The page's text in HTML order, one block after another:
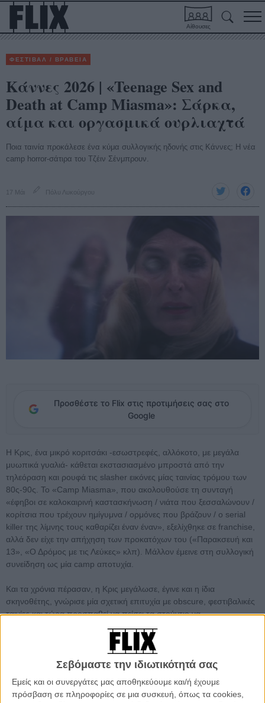
Σεβόμαστε την ιδιωτικότητά σας
Εμείς και οι συνεργάτες μας αποθηκεύουμε και/ή έχουμε
πρόσβαση σε πληροφορίες σε μια συσκευή, όπως τα cookies,
Αίθουσες
ΦΕΣΤΙΒΑΛ / ΒΡΑΒΕΙΑ
Κάννες 2026 | «Teenage Sex and
Death at Camp Miasma»: Σάρκα,
αίμα και οργασμικά ουρλιαχτά
Ποια ταινία προκάλεσε ένα κύμα συλλογικής ηδονής στις Κάννες; Η νέα
camp horror-σάτιρα του Τζέιν Σένμπρουν.
17 Μάι Πόλυ Λυκούργου
Προσθέστε το Flix στις προτιμήσεις σας στο
Google
H Kρις, ένα μικρό κοριτσάκι -εσωστρεφές, αλλόκοτο, με μεγάλα
μυωπικά γυαλιά- κάθεται εκστασιασμένο μπροστά από την
τηλεόραση και ρουφά τις slasher εικόνες μίας ταινίας τρόμου των
80ς-90ς. Το «Camp Miasma», που ακολουθούσε τη συνταγή
«έφηβοι σε καλοκαιρινή καστασκήνωση / νιάτα που ξεσσαλώνουν /
κορίτσια που τρέχουν ημίγυμνα / ορμόνες που βράζουν / ο serial
killer της λίμνης τους καθαρίζει έναν έναν», εξελίχθηκε σε franchise,
αλλά δεν είχε την απήχηση των προκατόχων του («Παρακσευή και
13», «Ο Δρόμος με τις Λεύκες» κλπ). Μάλλον έμεινε στη συλλογική
συνείδηση ως μία camp αποτυχία.
Και τα χρόνια πέρασαν, η Κρις μεγάλωσε, έγινε και η ίδια
σκηνοθέτης, γνώρισε μία σχετική επιτυχία με obscure, φεστιβαλικές
ταινίες και τώρα προσπαθεί να πείσει τα στούντιο να
«Camp Miasma», αλλά με ένα twist. Κεντρική ηρωίδα της θα είναι η
πάλαι ποτέ έφηβη -και νυν 60χρονη- πρωταγωνίστρια των original
ταινιών. Μόνο που εκείνη έχει μυστηριωδώς αποσυρθεί. Οι φήμες
«Λεωφόρου της Δύσης»- στα εγκαταλελειμμένα σκηνικά της ταινίας,
δίπλα στη λίμνη όπου ο θρύλος θέλει τον «Little Death» - τον